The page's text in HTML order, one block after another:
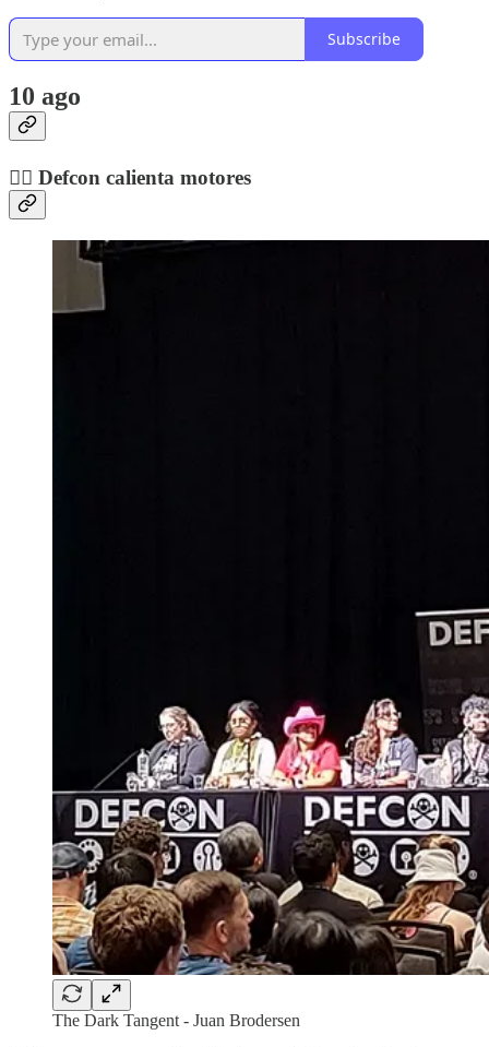
Subscribe
10 ago
🏴‍☠️ Defcon calienta motores
The Dark Tangent - Juan Brodersen